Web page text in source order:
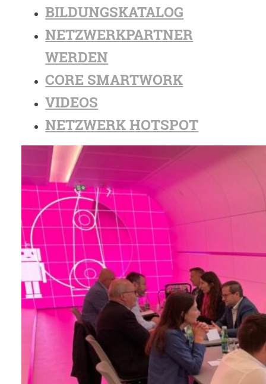
BILDUNGSKATALOG
NETZWERKPARTNER
WERDEN
CORE SMARTWORK
VIDEOS
NETZWERK HOTSPOT